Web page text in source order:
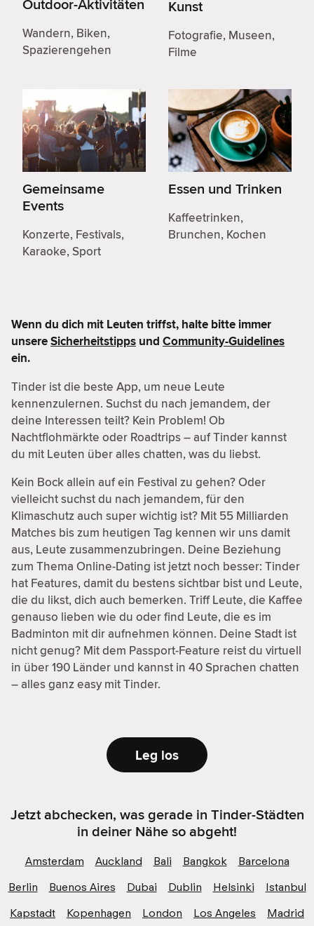
Outdoor-Aktivitäten
Wandern, Biken,
Spazierengehen
Kunst
Fotografie, Museen,
Filme
Gemeinsame
Events
Konzerte, Festivals,
Karaoke, Sport
Essen und Trinken
Kaffeetrinken,
Brunchen, Kochen
Wenn du dich mit Leuten triffst, halte bitte immer
unsereSicherheitstipps und Community-Guidelines
ein.
Tinder ist die beste App, um neue Leute
kennenzulernen. Suchst du nach jemandem, der
deine Interessen teilt? Kein Problem! Ob
Nachtflohmärkte oder Roadtrips – auf Tinder kannst
du mit Leuten über alles chatten, was du liebst.
Kein Bock allein auf ein Festival zu gehen? Oder
vielleicht suchst du nach jemandem, für den
Klimaschutz auch super wichtig ist? Mit 55 Milliarden
Matches bis zum heutigen Tag kennen wir uns damit
aus, Leute zusammenzubringen. Deine Beziehung
zum Thema Online-Dating ist jetzt noch besser: Tinder
hat Features, damit du bestens sichtbar bist und Leute,
die du likst, dich auch bemerken. Triff Leute, die Kaffee
genauso lieben wie du oder find Leute, die es im
Badminton mit dir aufnehmen können. Deine Stadt ist
nicht genug? Mit dem Passport-Feature reist du virtuell
in über 190 Länder und kannst in 40 Sprachen chatten
– alles ganz easy mit Tinder.
Leg los
Jetzt abchecken, was gerade in Tinder-Städten
in deiner Nähe so abgeht!
Amsterdam Auckland Bali Bangkok
Barcelona
Berlin
Buenos Aires Dubai Dublin Helsinki
Istanbul
Kapstadt
Kopenhagen London Los Angeles
Madrid